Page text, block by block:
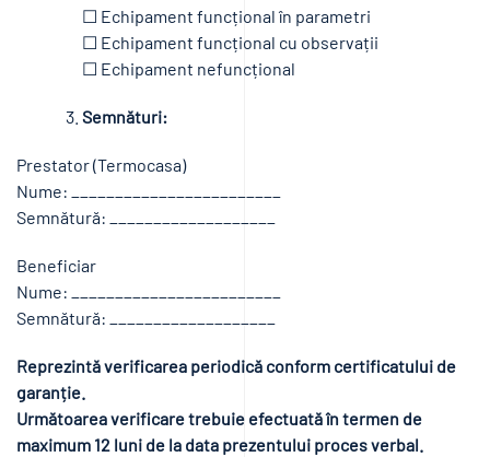
☐ Echipament funcțional în parametri
☐ Echipament funcțional cu observații
☐ Echipament nefuncțional
Semnături:
Prestator (Termocasa)
Nume: ________________________
Semnătură: ___________________
Beneficiar
Nume: ________________________
Semnătură: ___________________
Reprezintă verificarea periodică conform certificatului de
garanție.
Următoarea verificare trebuie efectuată în termen de
maximum 12 luni de la data prezentului proces verbal.